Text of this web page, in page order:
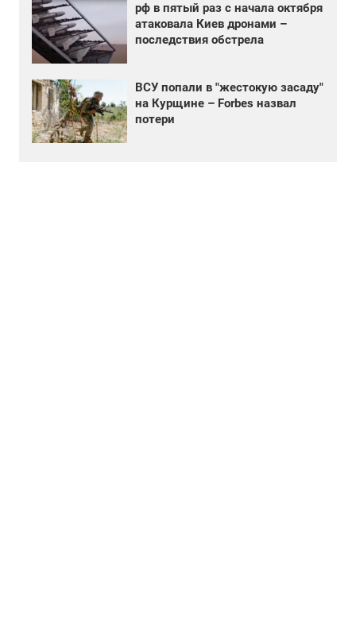
рф в пятый раз с начала октября
атаковала Киев дронами –
последствия обстрела
ВСУ попали в "жестокую засаду"
на Курщине – Forbes назвал
потери